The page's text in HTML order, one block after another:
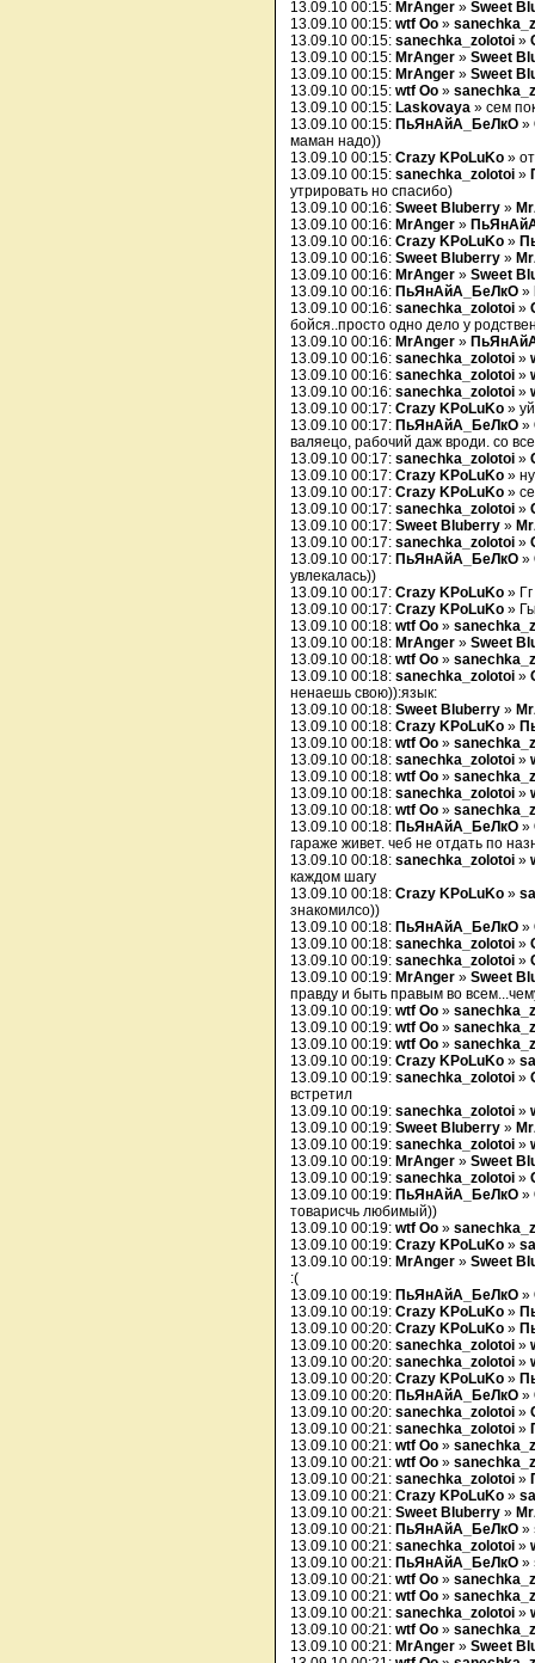
13.09.10 00:15: MrAnger » Sweet
13.09.10 00:15: wtf Oo »
13.09.10 00:15: sanechka_zolotoi »
13.09.10 00:15: MrAnger » Sweet
13.09.10 00:15: MrAnger » Sweet
13.09.10 00:15: wtf Oo »
13.09.10 00:15: Laskovaya » сем
13.09.10 00:15: ПьЯнАйА_БеЛкО »
маман надо))
13.09.10 00:15: Crazy KPoLuKo »
13.09.10 00:15: sanechka_zolotoi »
утрировать но спасибо)
13.09.10 00:16: Sweet Bluberry »
13.09.10 00:16: MrAnger »
13.09.10 00:16: Crazy KPoLuKo »
13.09.10 00:16: Sweet Bluberry »
13.09.10 00:16: MrAnger » Sweet
13.09.10 00:16: ПьЯнАйА_БеЛкО »
13.09.10 00:16: sanechka_zolotoi »
бойся..просто одно дело у
13.09.10 00:16: MrAnger »
13.09.10 00:16: sanechka_zolotoi »
13.09.10 00:16: sanechka_zolotoi »
13.09.10 00:16: sanechka_zolotoi »
13.09.10 00:17: Crazy KPoLuKo »
13.09.10 00:17: ПьЯнАйА_БеЛкО »
валяецо, рабочий даж вроди. со
13.09.10 00:17: sanechka_zolotoi »
13.09.10 00:17: Crazy KPoLuKo »
13.09.10 00:17: Crazy KPoLuKo » се
13.09.10 00:17: sanechka_zolotoi »
13.09.10 00:17: Sweet Bluberry »
13.09.10 00:17: sanechka_zolotoi »
13.09.10 00:17: ПьЯнАйА_БеЛкО »
увлекалась))
13.09.10 00:17: Crazy KPoLuKo » Гг
13.09.10 00:17: Crazy KPoLuKo »
13.09.10 00:18: wtf Oo »
13.09.10 00:18: MrAnger » Sweet
13.09.10 00:18: wtf Oo »
13.09.10 00:18: sanechka_zolotoi »
ненаешь свою)):язык:
13.09.10 00:18: Sweet Bluberry »
13.09.10 00:18: Crazy KPoLuKo »
13.09.10 00:18: wtf Oo »
13.09.10 00:18: sanechka_zolotoi »
13.09.10 00:18: wtf Oo »
13.09.10 00:18: sanechka_zolotoi »
13.09.10 00:18: wtf Oo »
13.09.10 00:18: ПьЯнАйА_БеЛкО »
гараже живет. чеб не отдать по
13.09.10 00:18: sanechka_zolotoi »
каждом шагу
13.09.10 00:18: Crazy KPoLuKo »
знакомилсо))
13.09.10 00:18: ПьЯнАйА_БеЛкО »
13.09.10 00:18: sanechka_zolotoi »
13.09.10 00:19: sanechka_zolotoi »
13.09.10 00:19: MrAnger » Sweet
правду и быть правым во
13.09.10 00:19: wtf Oo »
13.09.10 00:19: wtf Oo »
13.09.10 00:19: wtf Oo »
13.09.10 00:19: Crazy KPoLuKo »
13.09.10 00:19: sanechka_zolotoi »
встретил
13.09.10 00:19: sanechka_zolotoi »
13.09.10 00:19: Sweet Bluberry »
13.09.10 00:19: sanechka_zolotoi »
13.09.10 00:19: MrAnger » Sweet
13.09.10 00:19: sanechka_zolotoi »
13.09.10 00:19: ПьЯнАйА_БеЛкО »
товарисчь любимый))
13.09.10 00:19: wtf Oo »
13.09.10 00:19: Crazy KPoLuKo »
13.09.10 00:19: MrAnger » Sweet
:(
13.09.10 00:19: ПьЯнАйА_БеЛкО »
13.09.10 00:19: Crazy KPoLuKo »
13.09.10 00:20: Crazy KPoLuKo »
13.09.10 00:20: sanechka_zolotoi »
13.09.10 00:20: sanechka_zolotoi »
13.09.10 00:20: Crazy KPoLuKo »
13.09.10 00:20: ПьЯнАйА_БеЛкО »
13.09.10 00:20: sanechka_zolotoi »
13.09.10 00:21: sanechka_zolotoi »
13.09.10 00:21: wtf Oo »
13.09.10 00:21: wtf Oo »
13.09.10 00:21: sanechka_zolotoi »
13.09.10 00:21: Crazy KPoLuKo »
13.09.10 00:21: Sweet Bluberry »
13.09.10 00:21: ПьЯнАйА_БеЛкО »
13.09.10 00:21: sanechka_zolotoi »
13.09.10 00:21: ПьЯнАйА_БеЛкО »
13.09.10 00:21: wtf Oo »
13.09.10 00:21: wtf Oo »
13.09.10 00:21: sanechka_zolotoi »
13.09.10 00:21: wtf Oo »
13.09.10 00:21: MrAnger » Sweet